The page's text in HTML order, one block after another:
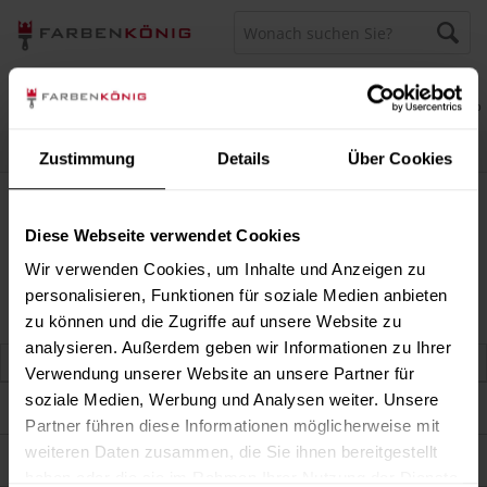
Zustimmung Details Über Cookies
Diese Webseite verwendet Cookies
Wir verwenden Cookies, um Inhalte und Anzeigen zu
personalisieren, Funktionen für soziale Medien anbieten
zu können und die Zugriffe auf unsere Website zu
analysieren. Außerdem geben wir Informationen zu Ihrer
Verwendung unserer Website an unsere Partner für
soziale Medien, Werbung und Analysen weiter. Unsere
Partner führen diese Informationen möglicherweise mit
weiteren Daten zusammen, die Sie ihnen bereitgestellt
Persönliche Beratung unter 040 60 77 65 23
Warenkorb
Mein Konto
Menü
Effektwerkzeuge
Effektwerkzeuge
Darum sind wir Farbenkönig
Service